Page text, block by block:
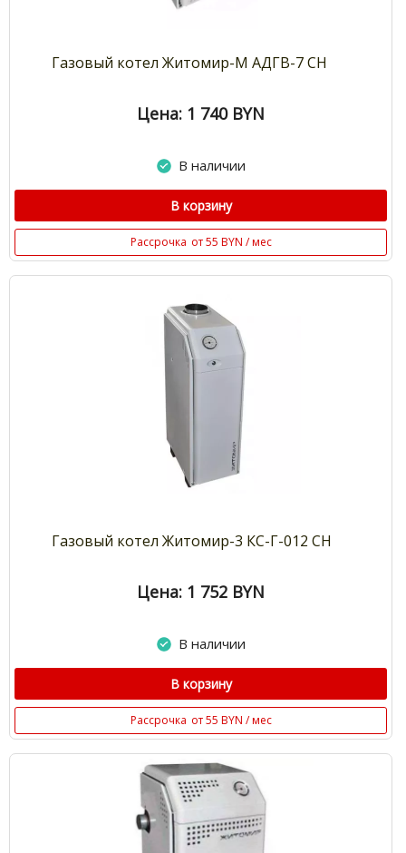
Газовый котел Житомир-М АДГВ-7 СН
Цена: 1 740 BYN
В наличии
В корзину
Рассрочка от 55 BYN / мес
Газовый котел Житомир-3 КС-Г-012 СН
Цена: 1 752 BYN
В наличии
В корзину
Рассрочка от 55 BYN / мес